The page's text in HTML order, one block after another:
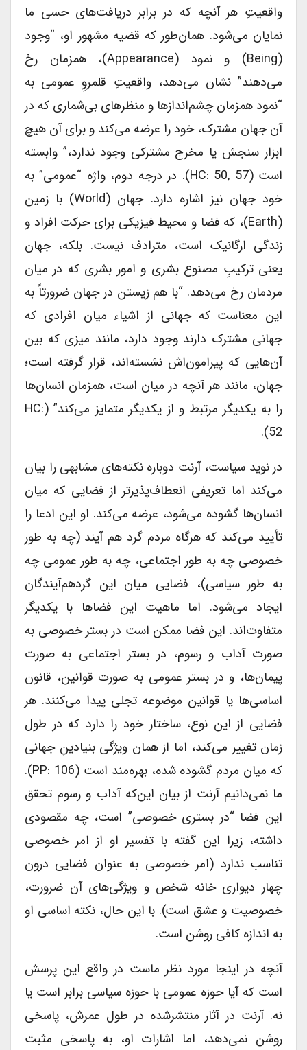
واقعیتِ هر آنچه که در برابر دریافت‌های حسی ما
نمایان می‌شود. همان‌طور که قضیه مشهور او، “وجود
(being) و نمود (appearance)، همزمان رخ
می‌دهند” نشان می‌دهد، واقعیتِ قلمروِ عمومی به
“نمود همزمان چشم‌اندازها و منظرهای بی‌شماری که در
آن جهان مشترک، خود را عرضه می‌کند و برای آن هیچ
ابزار سنجش یا مخرج مشترکی وجود ندارد،” وابسته
است (HC: 50, 57). در درجه دوم، واژه “عمومی” به
خود جهان نیز اشاره دارد. جهان (world) با زمین
(earth)، که فضا و محیط فیزیکی برای حرکت افراد و
زندگی ارگانیک است، مترادف نیست. بلکه، جهان
یعنی ترکیبِ مصنوع بشری و امور بشری که در میان
مردمان رخ می‌دهد. “با هم زیستن در جهان ضرورتاً به
این معناست که جهانی از اشیاء میان افرادی که
جهانی مشترک دارند وجود دارد، مانند میزی که بین
آن‌هایی که پیرامون‌اش نشسته‌اند، قرار گرفته است؛
جهان، مانند هر آنچه در میان است، همزمان انسان‌ها
را به یکدیگر مرتبط و از یکدیگر متمایز می‌کند” (HC:
52).
در نوید سیاست، آرنت دوباره نکته‌های مشابهی را بیان
می‌کند اما تعریفی انعطاف‌پذیرتر از فضایی که میان
انسان‌ها گشوده می‌شود، عرضه می‌کند. او این ادعا را
تأیید می‌کند که هرگاه مردم گرد هم آیند (چه به طور
خصوصی چه به طور اجتماعی، چه به طور عمومی چه
به طور سیاسی)، فضایی میان این گردهم‌آیندگان
ایجاد می‌شود. اما ماهیت این فضاها با یکدیگر
متفاوت‌اند. این فضا ممکن است در بستر خصوصی به
صورت آداب و رسوم، در بستر اجتماعی به صورت
پیمان‌ها، و در بستر عمومی به صورت قوانین، قانون
اساسی‌ها یا قوانین موضوعه تجلی پیدا می‌کنند. هر
فضایی از این نوع، ساختار خود را دارد که در طول
زمان تغییر می‌کند، اما از همان ویژگی بنیادینِ جهانی
که میان مردم گشوده شده، بهره‌مند است (PP: 106).
ما نمی‌دانیم آرنت از بیان این‌که آداب و رسوم تحقق
این فضا “در بستری خصوصی” است، چه مقصودی
داشته، زیرا این گفته با تفسیر او از امر خصوصی
تناسب ندارد (امر خصوصی به عنوان فضایی درون
چهار دیواری خانه شخص و ویژگی‌های آن ضرورت،
خصوصیت و عشق است). با این حال، نکته اساسی او
به اندازه کافی روشن است.
آنچه در اینجا مورد نظر ماست در واقع این پرسش
است که آیا حوزه عمومی با حوزه سیاسی برابر است یا
نه. آرنت در آثار منتشرشده در طول عمرش، پاسخی
روشن نمی‌دهد، اما اشارات او، به پاسخی مثبت